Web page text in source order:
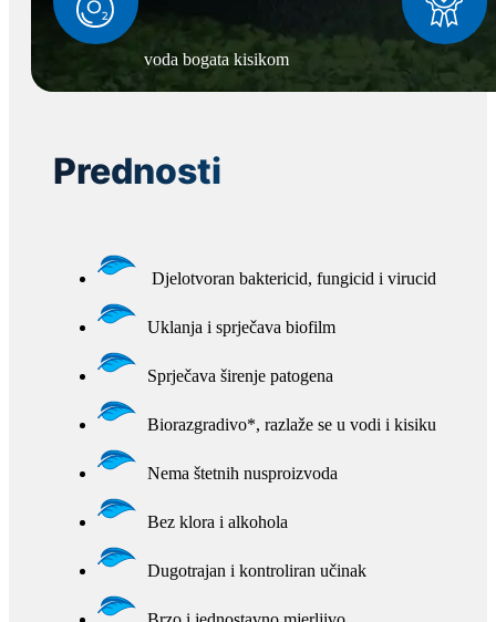
voda bogata kisikom
Prednosti
Djelotvoran baktericid, fungicid i virucid
Uklanja i sprječava biofilm
Sprječava širenje patogena
Biorazgradivo*, razlaže se u vodi i kisiku
Nema štetnih nusproizvoda
Bez klora i alkohola
Dugotrajan i kontroliran učinak